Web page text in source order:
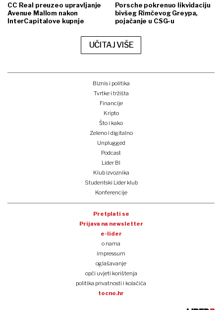
CC Real preuzeo upravljanje
Avenue Mallom nakon
InterCapitalove kupnje
Porsche pokrenuo likvidaciju
bivšeg Rimčevog Greypa,
pojačanje u CSG-u
UČITAJ VIŠE
Biznis i politika
Tvrtke i tržišta
Financije
Kripto
Što i kako
Zeleno i digitalno
Unplugged
Podcast
Lider BI
Klub izvoznika
Studentski Lider klub
Konferencije
Pretplati se
Prijava na newsletter
e-lider
o nama
impressum
oglašavanje
opći uvjeti korištenja
politika privatnosti i kolačića
tocno.hr